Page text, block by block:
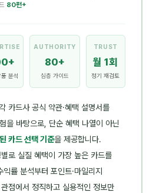
80편+
분석
AUTHORITY
80+
심층 가이드
TRUST
월 1회
정기 재검토
카드사 공식 약관·혜택 설명서를
을 바탕으로, 단순 혜택 나열이 아닌
카드 선택 기준을 제공합니다.
별로 실질 혜택이 가장 높은 카드를
률 분석부터 포인트·마일리지
점에서 정직하고 실용적인 정보만